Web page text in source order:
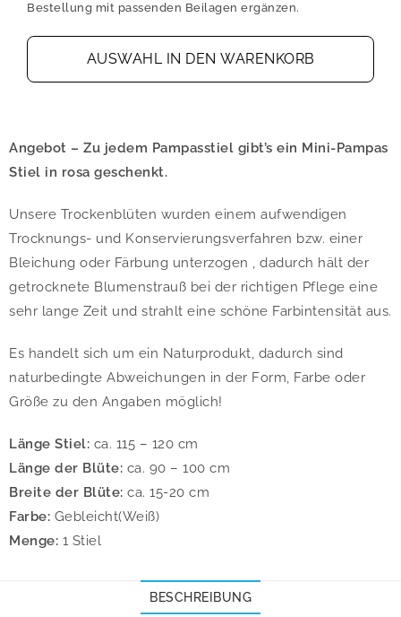
Bestellung mit passenden Beilagen ergänzen.
AUSWAHL IN DEN WARENKORB
Angebot – Zu jedem Pampasstiel gibt’s ein Mini-Pampas
Stiel in rosa geschenkt.
Unsere Trockenblüten wurden einem aufwendigen
Trocknungs- und Konservierungsverfahren bzw. einer
Bleichung oder Färbung unterzogen , dadurch hält der
getrocknete Blumenstrauß bei der richtigen Pflege eine
sehr lange Zeit und strahlt eine schöne Farbintensität aus.
Es handelt sich um ein Naturprodukt, dadurch sind
naturbedingte Abweichungen in der Form, Farbe oder
Größe zu den Angaben möglich!
Länge Stiel: ca. 115 – 120 cm
Länge der Blüte: ca. 90 – 100 cm
Breite der Blüte: ca. 15-20 cm
Farbe: Gebleicht(Weiß)
Menge: 1 Stiel
BESCHREIBUNG